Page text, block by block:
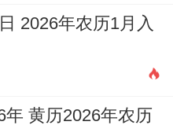
2026年农历1月入
黄历2026年农历